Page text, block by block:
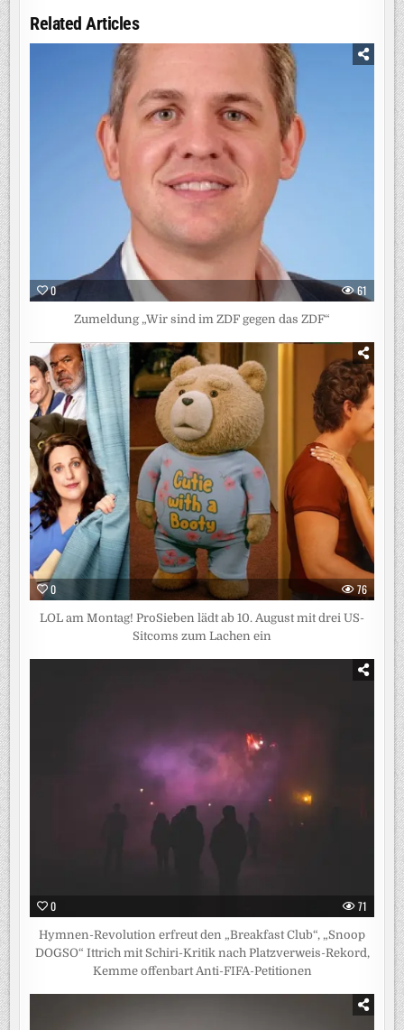
Related Articles
0 61
Zumeldung „Wir sind im ZDF gegen das ZDF“
0 76
LOL am Montag! ProSieben lädt ab 10. August mit drei US-
Sitcoms zum Lachen ein
0 71
Hymnen-Revolution erfreut den „Breakfast Club“, „Snoop
DOGSO“ Ittrich mit Schiri-Kritik nach Platzverweis-Rekord,
Kemme offenbart Anti-FIFA-Petitionen